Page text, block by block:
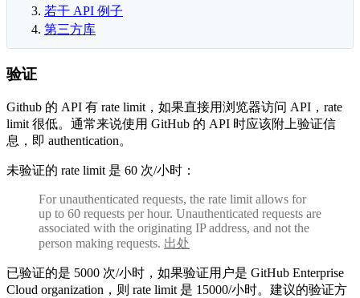
若干 API 例子
第三方库
验证
Github 的 API 有 rate limit，如果直接用浏览器访问 API，rate
limit 很低。通常来说使用 GitHub 的 API 时应该附上验证信
息，即 authentication。
未验证的 rate limit 是 60 次/小时：
For unauthenticated requests, the rate limit allows for
up to 60 requests per hour. Unauthenticated requests are
associated with the originating IP address, and not the
person making requests. 出处
已验证的是 5000 次/小时，如果验证用户是 GitHub Enterprise
Cloud organization，则 rate limit 是 15000/小时。建议的验证方